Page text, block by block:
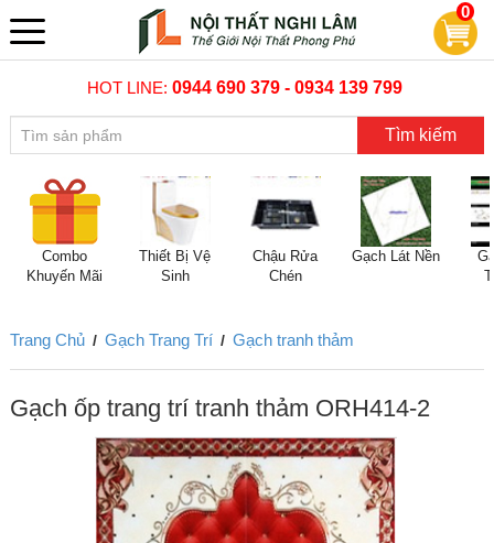
0
HOT LINE:0944 690 379 - 0934 139 799
Tìm kiếm
Combo
Khuyến Mãi
Thiết Bị Vệ
Sinh
Chậu Rửa
Chén
Gạch Lát Nền
Trang Chủ / Gạch Trang Trí / Gạch tranh thảm
Gạch ốp trang trí tranh thảm ORH414-2